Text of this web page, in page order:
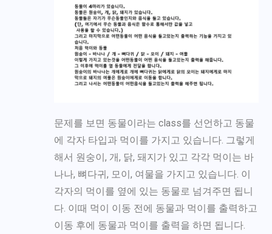
문제를 보면 동물이라는 class를 선언하고 동물
에 각자 타입과 먹이를 가지고 있습니다. 그렇게
해서 원숭이, 개, 닭, 돼지가 있고 각각 먹이는 바
나나, 뼈다귀, 모이, 여물을 가지고 있습니다. 이
각자의 먹이를 옆에 있는 동물로 넘겨주면 됩니
다. 이때 먹이 이동 전에 동물과 먹이를 출력하고
이동 후에 동물과 먹이를 출력을 하면 됩니다.